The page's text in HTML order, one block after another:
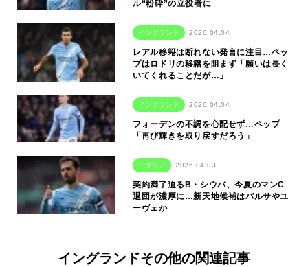
ル“粉砕”の立役者に
イングランド 2026.04.04
レアル移籍は断れない発言に注目…ペッ
プはロドリの移籍を阻まず「願いは長く
いてくれることだが…」
イングランド 2026.04.04
フォーデンの不調を心配せず…ペップ
「再び輝きを取り戻すだろう」
イタリア 2026.04.03
契約満了迫るB・シウバ、今夏のマンC
退団が濃厚に…新天地候補はバルサやユ
ーヴェか
イングランドその他の関連記事